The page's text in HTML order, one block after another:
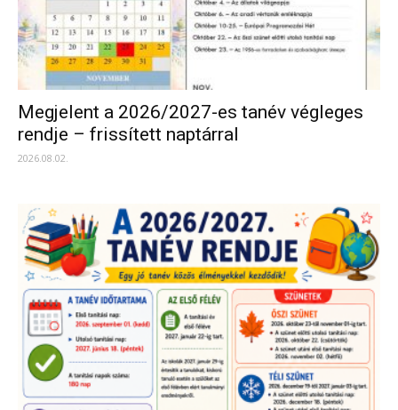
Megjelent a 2026/2027-es tanév végleges
rendje – frissített naptárral
2026.08.02.